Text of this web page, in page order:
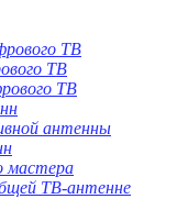
ТВ
ТВ
ТВ
антенны
мастера
ТВ-антенне